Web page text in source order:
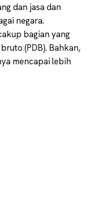
dan jasa dan
negara.
bagian yang
(PDB). Bahkan,
mencapai lebih